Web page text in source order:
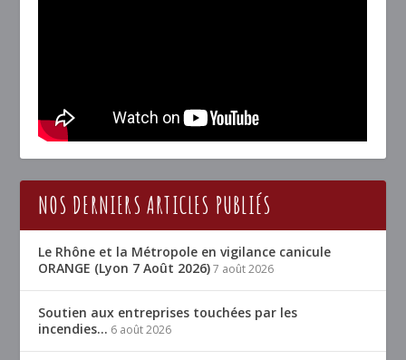
NOS DERNIERS ARTICLES PUBLIÉS
Le Rhône et la Métropole en vigilance canicule
ORANGE (Lyon 7 Août 2026) 7 août 2026
Soutien aux entreprises touchées par les
incendies… 6 août 2026